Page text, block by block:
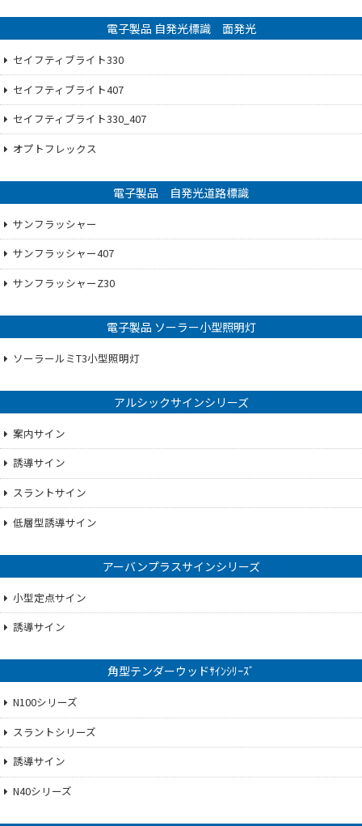
電子製品 自発光標識 面発光
セイフティブライト330
セイフティブライト407
セイフティブライト330_407
オプトフレックス
電子製品 自発光道路標識
サンフラッシャー
サンフラッシャー407
サンフラッシャーZ30
電子製品 ソーラー小型照明灯
ソーラールミT3小型照明灯
アルシックサインシリーズ
案内サイン
誘導サイン
スラントサイン
低層型誘導サイン
アーバンプラスサインシリーズ
小型定点サイン
誘導サイン
角型テンダーウッドｻｲﾝｼﾘｰｽﾞ
N100シリーズ
スラントシリーズ
誘導サイン
N40シリーズ